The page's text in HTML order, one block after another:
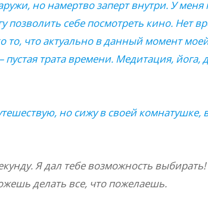
но намертво заперт внутри. У
позволить себе посмотреть кино. Нет
то, что актуально в данный момент
пустая трата времени. Медитация, йога,
но сижу в своей
Я дал тебе возможность
делать все, что пожелаешь.